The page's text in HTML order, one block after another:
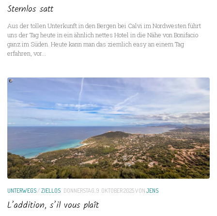
Sternlos satt
Aus der tollen Unterkunft in den Bergen bei Calvi im Nordwesten führt
uns der Tag heute in ein ähnlich nettes Hotel in die Nähe von Bonifacio
ganz im Süden. Heute kann man das ziemlich easy an einem Tag
erfahren, vor...
UNTERWEGS/ZIELLOS DONNERSTAG, 9. OKTOBER 2025VONJENS
L’addition, s’il vous plaît